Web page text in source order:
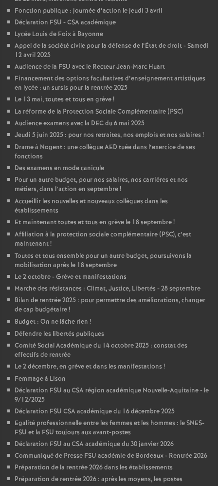
Fonction publique : journée d’action le jeudi 3 avril
Déclaration FSU - CSA académique
Lycée Louis de Foix à Bayonne
Appel de la société civile pour la défense de l’État de droit - Samedi
12 avril 2025
Audience de la FSU avec le Recteur Jean-Marc Huart
Financement des options facultatives d’enseignement artistiques
en lycée : un sursis pour la rentrée 2025
Le 13 mai, toutes et tous en grève!
La réforme de la Protection Sociale Complémentaire (PSC)
Audience examens avec la DEC du 6 mai 2025
Jeudi 5 juin 2025 : pour nos retraites, nos emplois et nos salaires !
Drame à Nogent : une collègue AED tuée dans l’exercice de ses
fonctions
Des examens en mode canicule
Pour un autre budget, pour nos salaires, nos carrières et nos
métiers, dans l’action en septembre!
Accueillir les nouvelles et nouveaux collègues dans les
établissements
Et maintenant toutes et tous en grève le 18 septembre!
Affiliation à la protection sociale complémentaire (PSC), c’est
maintenant!
Toutes et tous ensemble pour un autre budget, poursuivons la
mobilisation après le 18 septembre
Le 2 octobre - Grève et manifestations
Marche des résistances : Climat, Justice, Libertés - 28 septembre
Bilan de rentrée 2025 : pour permettre des améliorations, changer
de cap budgétaire!
Budget : On ne lâche rien !
Défendre les libertés publiques
Comité Social Académique du 14 octobre 2025 : constat des
effectifs de rentrée
Le 2 décembre, en grève et dans les manifestations !
Femmage à Lison
Déclaration FSU au CSA région académique Nouvelle-Aquitaine - le
9/12/2025
Déclaration FSU CSA académique du 16 décembre 2025
Egalité professionnelle entre les femmes et les hommes : le SNES-
FSU et la FSU toujours aux avant-postes
Déclaration FSU au CSA académique du 30 janvier 2026
Communiqué de Presse FSU académie de Bordeaux - Rentrée 2026
Préparation de la rentrée 2026 dans les établissements
Préparation de rentrée 2026 : après les moyens, les postes